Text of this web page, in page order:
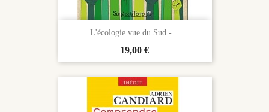
L'écologie vue du Sud -...
Prix
19,00 €